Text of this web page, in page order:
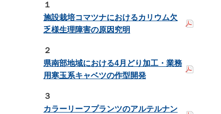
１
施設栽培コマツナにおけるカリウム欠
乏様生理障害の原因究明
２
県南部地域における4月どり加工・業務
用寒玉系キャベツの作型開発
３
カラーリーフプランツのアルテルナン